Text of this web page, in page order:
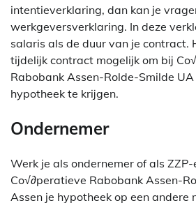
intentieverklaring, dan kan je
werkgeversverklaring. In deze
salaris als de duur van je contract.
tijdelijk contract mogelijk om bij
Rabobank Assen-Rolde-Smilde UA
hypotheek te krijgen.
Ondernemer
Werk je als ondernemer of als
Co√∂peratieve Rabobank Assen-
Assen je hypotheek op een andere